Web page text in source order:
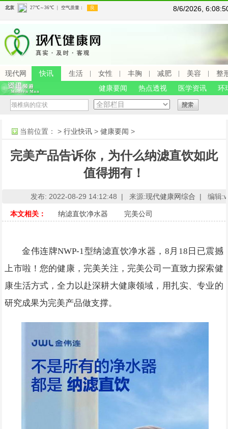
8/6/2026,
现代网 快讯 生活 女性 丰胸 减肥 美容
整
健康要闻
热点透视 医学资讯 环
当前位置： >行业快讯 >健康要闻 >
完美产品告诉你，为什么纳滤直饮如此
值得拥有！
发布: 2022-08-29 14:12:48 | 来源:现代健康网综合 | 编辑
本文相关： 纳滤直饮净水器 完美公司
金伟连牌NWP-1型纳滤直饮净水器，8月18日已震撼
上市啦！您的健康，完美关注，完美公司一直致力探索健
康生活方式，全力以赴深耕大健康领域，用扎实、专业的
研究成果为完美产品做支撑。